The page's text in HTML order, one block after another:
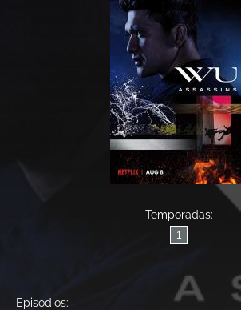
Temporadas:
1
Episodios: